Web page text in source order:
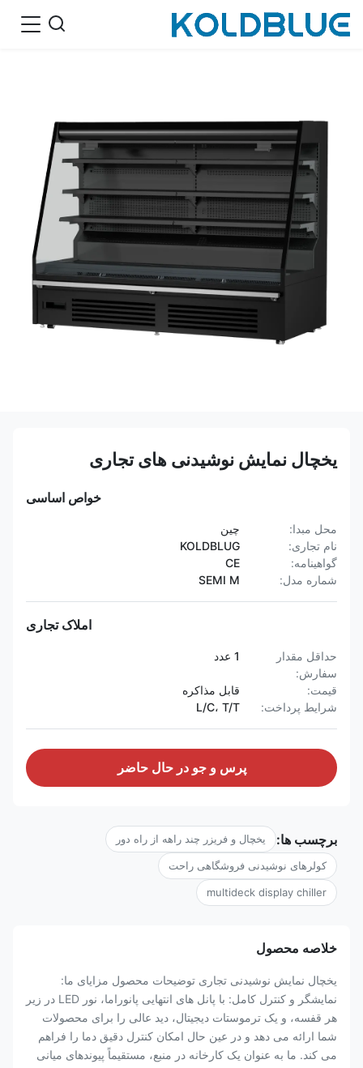
یخچال نمایش نوشیدنی های تجاری
خواص اساسی
محل مبدا:
چین
نام تجاری:
KOLDBLUG
گواهینامه:
CE
شماره مدل:
SEMI M
املاک تجاری
حداقل مقدار
سفارش:
1 عدد
قیمت:
قابل مذاکره
شرایط پرداخت:
L/C، T/T
پرس و جو در حال حاضر
برچسب ها: یخچال و فریزر چند راهه از راه دور
کولرهای نوشیدنی فروشگاهی راحت
multideck display chiller
خلاصه محصول
یخچال نمایش نوشیدنی تجاری توضیحات محصول مزایای ما:
نمایشگر و کنترل کامل: با پانل های انتهایی پانوراما، نور LED در زیر
هر قفسه، و یک ترموستات دیجیتال، دید عالی را برای محصولات
شما ارائه می دهد و در عین حال امکان کنترل دقیق دما را فراهم
می کند. ما به عنوان یک کارخانه در منبع، مستقیماً پیوندهای میانی